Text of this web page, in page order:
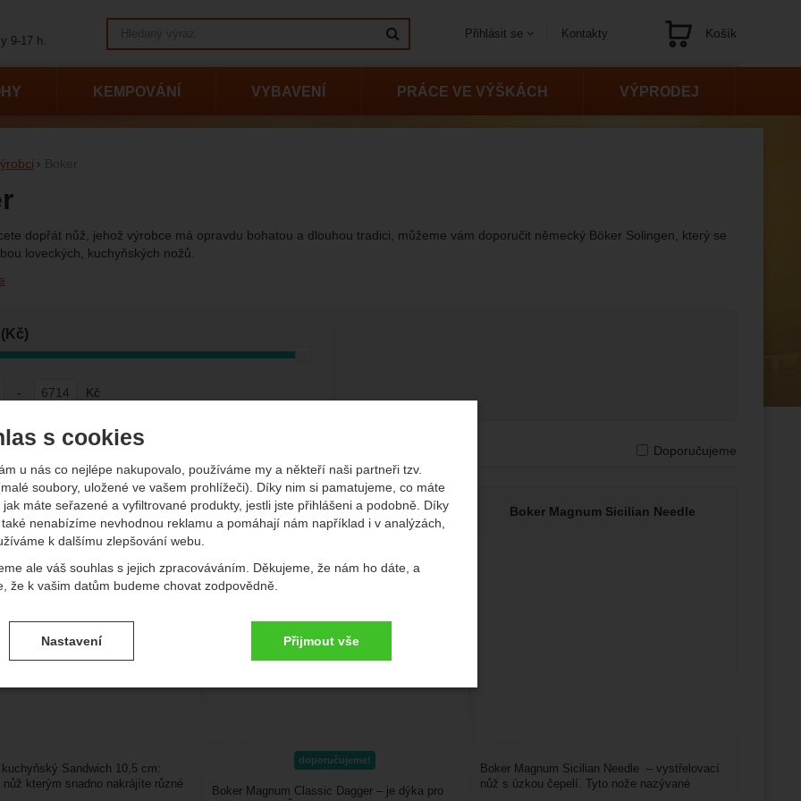
s cookies
u nás co nejlépe nakupovalo, používáme my a někteří naši partneři tzv.
soubory, uložené ve vašem prohlížeči). Díky nim si pamatujeme, co máte
máte seřazené a vyfiltrované produkty, jestli jste přihlášeni a podobně. Díky
nenabízíme nevhodnou reklamu a pomáhají nám například i v analýzách,
k dalšímu zlepšování webu.
ale váš souhlas s jejich zpracováváním. Děkujeme, že nám ho dáte, a
že k vašim datům budeme chovat zodpovědně.
souhlasů s kategoriemi cookies
- bez těchto cookies náš web nebude fungovat.
a rozšířené funkceabyste nemuseli vše nastavovat znovu a abyste se s
spojit např. pomocí chatu.
Nastavení Přijmout vše
dopřát nůž, jehož výrobce má opravdu bohatou a dlouhou tradici, můžeme vám doporučit německý Böker Solingen, který se
loveckých, kuchyňských nožů.
podle parametrů
- Kč
Doporučujeme
Nejlevnější Nejdražší
kuchyňský Sandwich 10,5 cm
kuchyňský Sandwich 10,5 cm:
nůž kterým snadno nakrájíte různé
Boker Magnum Classic Dagger
doporučujeme!
Boker Magnum Classic Dagger – je dýka pro
Boker Magnum Sicilian Needle
Boker Magnum Sicilian Needle – vystřelovací
nůž s úzkou čepelí. Tyto nože nazývané
KEMPOVÁNÍ VYBAVENÍ PRÁCE VE VÝŠKÁCH VÝPRODEJ
9-17 h.
Kontakty
Přihlásit se Košík